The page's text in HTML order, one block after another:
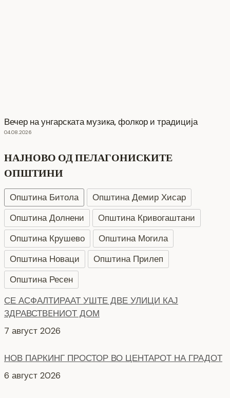
Вечер на унгарската музика, фолкор и традиција
04.08.2026
НАЈНОВО ОД ПЕЛАГОНИСКИТЕ
ОПШТИНИ
Општина Битола
Општина Демир Хисар
Општина Долнени
Општина Кривогаштани
Општина Крушево
Општина Могила
Општина Новаци
Општина Прилеп
Општина Ресен
НОВ ПАРКИНГ ПРОСТОР ВО ЦЕНТАРОТ НА ГРАДОТ
6 август 2026
6 август 2026